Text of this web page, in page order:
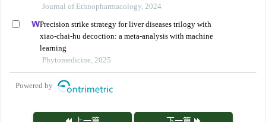
Journal of Ethnopharmacology, 2024
Precision strike strategy for liver diseases trilogy with
xiao-chai-hu decoction: a meta-analysis with machine
learning
Phytomedicine, 2025
Powered by